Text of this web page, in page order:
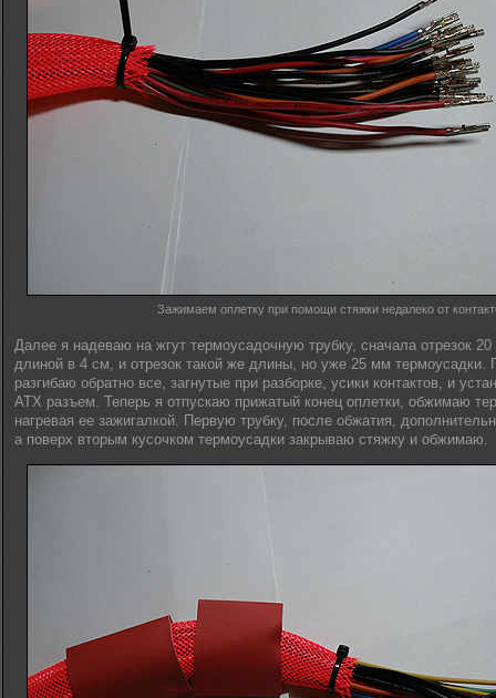
Зажимаем оплетку при помощи стяжки недалеко от
Далее я надеваю на жгут термоусадочную трубку, сначала отрезок
длиной в 4 см, и отрезок такой же длины, но уже 25 мм термоусадки.
разгибаю обратно все, загнутые при разборке, усики контактов, и
ATX разъем. Теперь я отпускаю прижатый конец оплетки, обжимаю
нагревая ее зажигалкой. Первую трубку, после обжатия,
а поверх вторым кусочком термоусадки закрываю стяжку и обжимаю.